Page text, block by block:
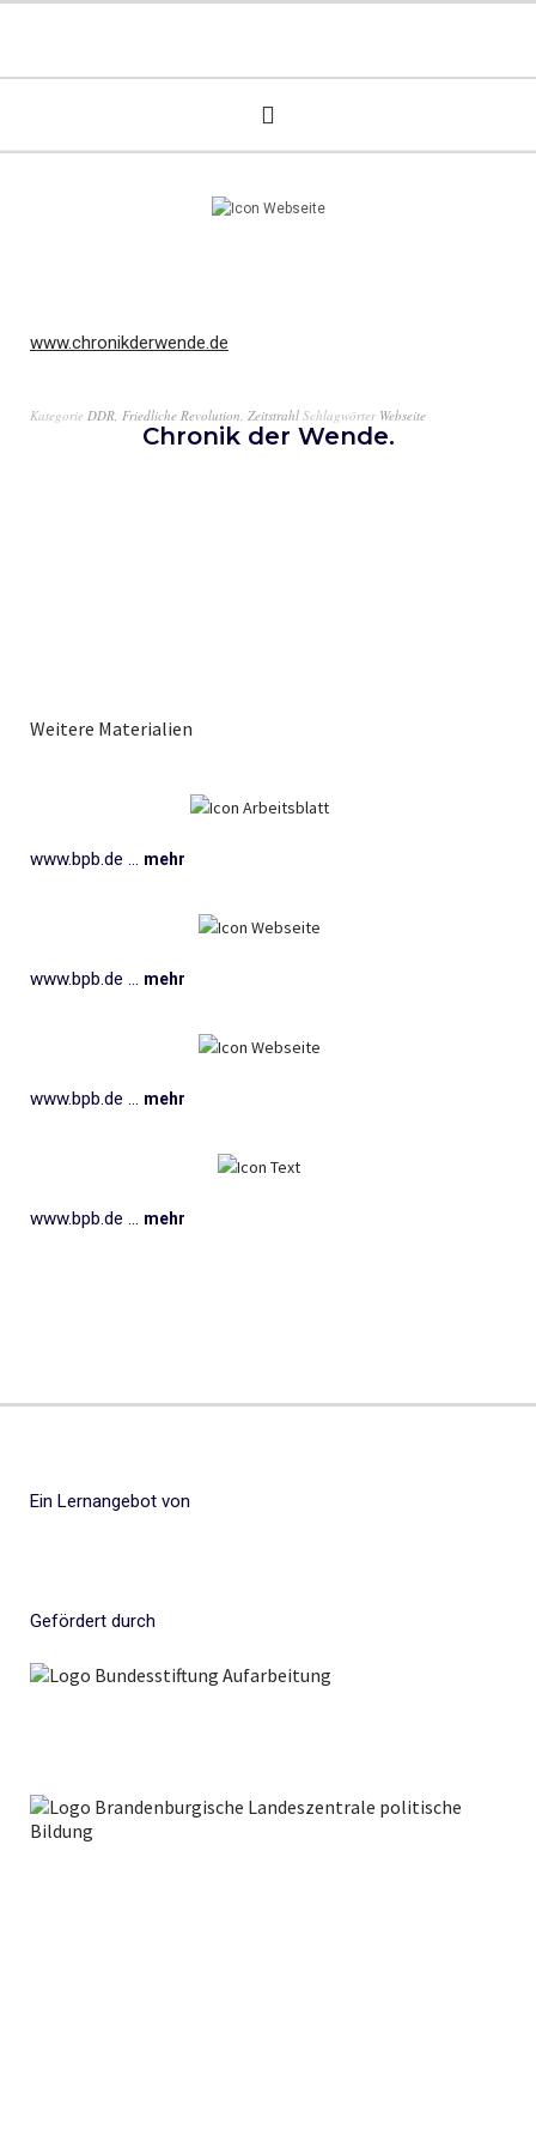
Chronik der Wende.
www.chronikderwende.de
Kategorie DDR, Friedliche Revolution, Zeitstrahl Schlagwörter Webseite
Weitere Materialien
www.bpb.de ... mehr
www.bpb.de ... mehr
www.bpb.de ... mehr
www.bpb.de ... mehr
Ein Lernangebot von
Gefördert durch